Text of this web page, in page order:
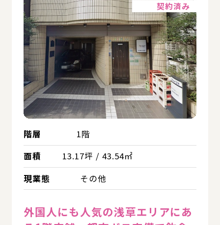
契約済み
階層
1階
面積
13.17坪 / 43.54㎡
現業態
その他
外国人にも人気の浅草エリアにあ